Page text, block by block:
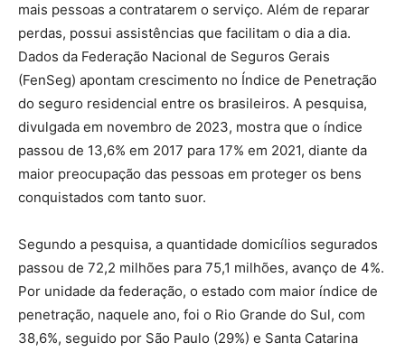
mais pessoas a contratarem o serviço. Além de reparar
perdas, possui assistências que facilitam o dia a dia.
Dados da Federação Nacional de Seguros Gerais
(FenSeg) apontam crescimento no Índice de Penetração
do seguro residencial entre os brasileiros. A pesquisa,
divulgada em novembro de 2023, mostra que o índice
passou de 13,6% em 2017 para 17% em 2021, diante da
maior preocupação das pessoas em proteger os bens
conquistados com tanto suor.
Segundo a pesquisa, a quantidade domicílios segurados
passou de 72,2 milhões para 75,1 milhões, avanço de 4%.
Por unidade da federação, o estado com maior índice de
penetração, naquele ano, foi o Rio Grande do Sul, com
38,6%, seguido por São Paulo (29%) e Santa Catarina